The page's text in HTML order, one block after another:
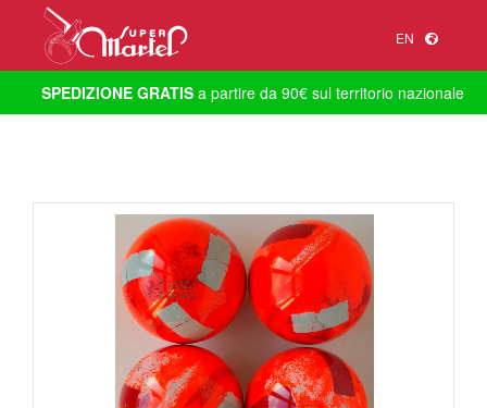
EN
SPEDIZIONE GRATISa partire da 90€ sul territorio nazionale